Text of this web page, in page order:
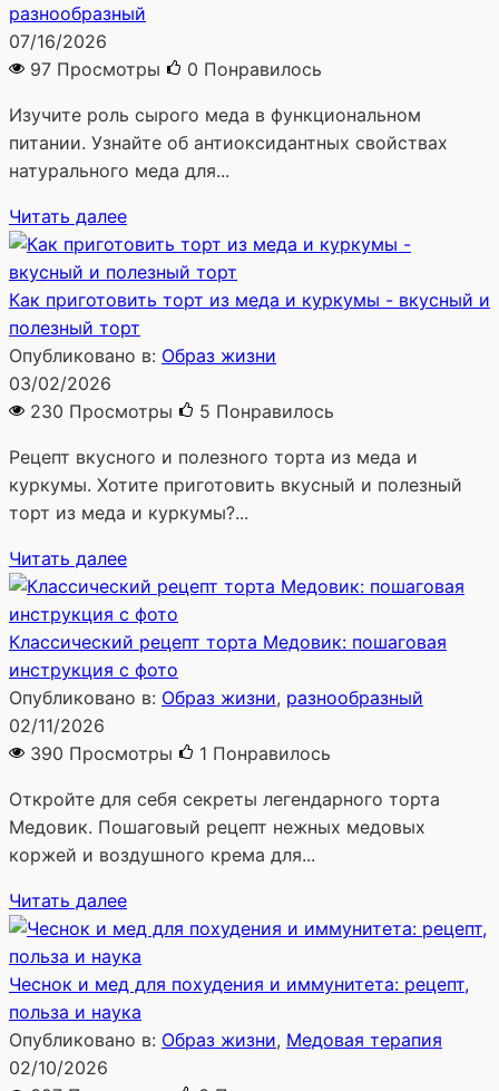
разнообразный
07/16/2026
97 Просмотры
0 Понравилось
Изучите роль сырого меда в функциональном
питании. Узнайте об антиоксидантных свойствах
натурального меда для...
Читать далее
Как приготовить торт из меда и куркумы - вкусный и
полезный торт
Опубликовано в: Образ жизни
03/02/2026
230 Просмотры
5 Понравилось
Рецепт вкусного и полезного торта из меда и
куркумы. Хотите приготовить вкусный и полезный
торт из меда и куркумы?...
Читать далее
Классический рецепт торта Медовик: пошаговая
инструкция с фото
Опубликовано в: Образ жизни, разнообразный
02/11/2026
390 Просмотры
1 Понравилось
Откройте для себя секреты легендарного торта
Медовик. Пошаговый рецепт нежных медовых
коржей и воздушного крема для...
Читать далее
Чеснок и мед для похудения и иммунитета: рецепт,
польза и наука
Опубликовано в: Образ жизни, Медовая терапия
02/10/2026